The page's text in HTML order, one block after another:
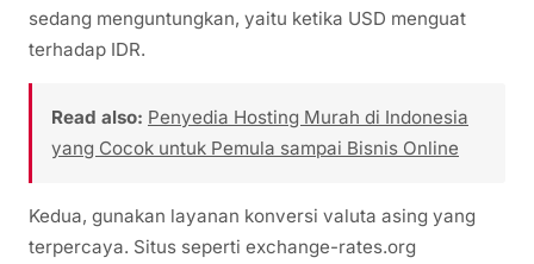
sedang menguntungkan, yaitu ketika USD menguat
terhadap IDR.
Read also: Penyedia Hosting Murah di Indonesia
yang Cocok untuk Pemula sampai Bisnis Online
Kedua, gunakan layanan konversi valuta asing yang
terpercaya. Situs seperti exchange-rates.org